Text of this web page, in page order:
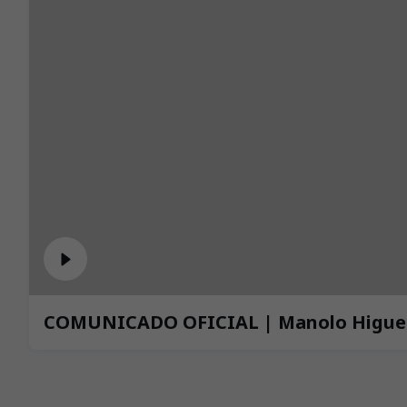
COMUNICADO OFICIAL | Manolo